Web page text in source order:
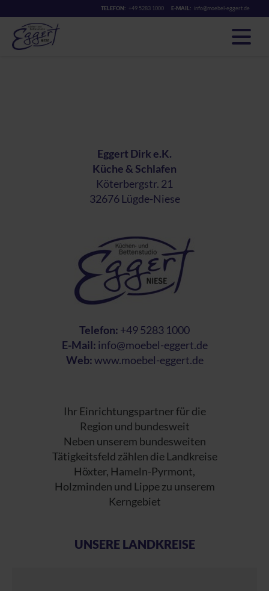
TELEFON: +49 5283 1000 E-MAIL: info@moebel-eggert.de
Eggert Dirk e.K.
Küche & Schlafen
Köterbergstr. 21
32676 Lügde-Niese
Telefon: +49 5283 1000
E-Mail: info@moebel-eggert.de
Web:www.moebel-eggert.de
Ihr Einrichtungspartner für die
Region und bundesweit
Neben unserem bundesweiten
Tätigkeitsfeld zählen die Landkreise
Höxter, Hameln-Pyrmont,
Holzminden und Lippe zu unserem
Kerngebiet
UNSERE LANDKREISE